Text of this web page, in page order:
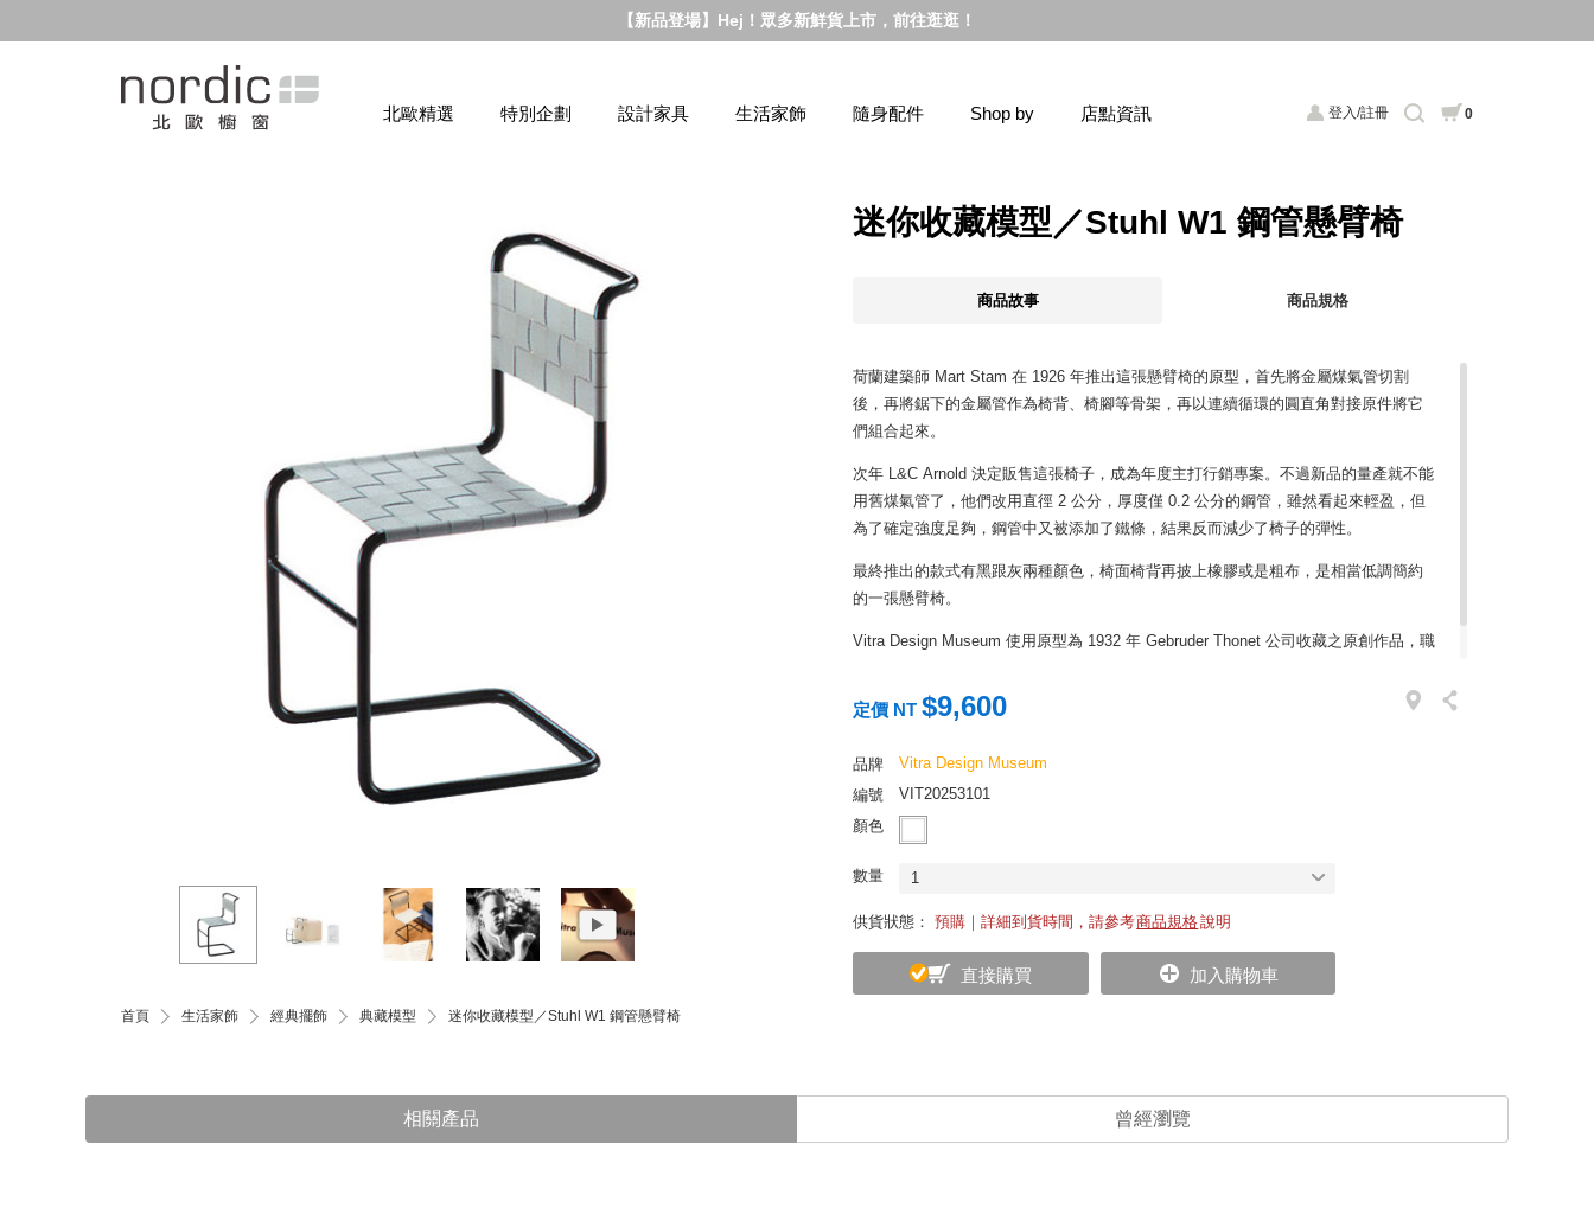
【新品登場】Hej！眾多新鮮貨上市，前往逛逛！
登入/註冊 0
北歐精選 特別企劃 設計家具 生活家飾 隨身配件 Shop by 店點資訊
首頁 生活家飾 經典擺飾 典藏模型 迷你收藏模型／Stuhl W1 鋼管懸臂椅
迷你收藏模型／Stuhl W1 鋼管懸臂椅
商品故事 商品規格
荷蘭建築師 Mart Stam 在 1926 年推出這張懸臂椅的原型，首先將金屬煤氣管切割
後，再將鋸下的金屬管作為椅背、椅腳等骨架，再以連續循環的圓直角對接原件將它
們組合起來。
次年 L&C Arnold 決定販售這張椅子，成為年度主打行銷專案。不過新品的量產就不能
用舊煤氣管了，他們改用直徑 2 公分，厚度僅 0.2 公分的鋼管，雖然看起來輕盈，但
為了確定強度足夠，鋼管中又被添加了鐵條，結果反而減少了椅子的彈性。
最終推出的款式有黑跟灰兩種顏色，椅面椅背再披上橡膠或是粗布，是相當低調簡約
的一張懸臂椅。
Vitra Design Museum 使用原型為 1932 年 Gebruder Thonet 公司收藏之原創作品，職
定價 NT $9,600
品牌
Vitra Design Museum
編號
VIT20253101
顏色
數量 1
供貨狀態： 預購｜詳細到貨時間，請參考商品規格說明
直接購買 加入購物車
相關產品 曾經瀏覽